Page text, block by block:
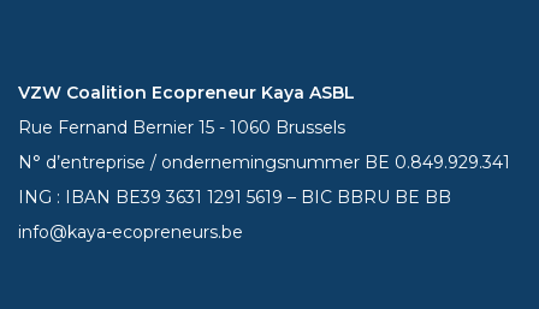
VZW Coalition Ecopreneur Kaya ASBL
Rue Fernand Bernier 15 - 1060 Brussels
N° d’entreprise / ondernemingsnummer BE 0.849.929.341
ING : IBAN BE393631 1291 5619 – BIC BBRU BE BB
info@kaya-ecopreneurs.be